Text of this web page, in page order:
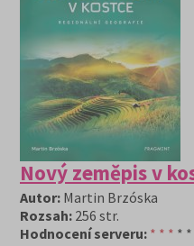
Nový zeměpis v
Autor: Martin Brzóska
Rozsah: 256 str.
Hodnocení serveru: * * * * *